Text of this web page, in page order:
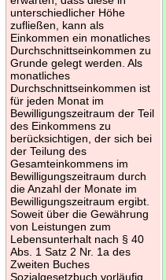
unterschiedlicher Höhe
zufließen, kann als
Einkommen ein monatliches
Durchschnittseinkommen zu
Grunde gelegt werden. Als
monatliches
Durchschnittseinkommen ist
für jeden Monat im
Bewilligungszeitraum der Teil
des Einkommens zu
berücksichtigen, der sich bei
der Teilung des
Gesamteinkommens im
Bewilligungszeitraum durch
die Anzahl der Monate im
Bewilligungszeitraum ergibt.
Soweit über die Gewährung
von Leistungen zum
Lebensunterhalt nach § 40
Abs. 1 Satz 2 Nr. 1a des
Zweiten Buches
Sozialgesetzbuch vorläufig